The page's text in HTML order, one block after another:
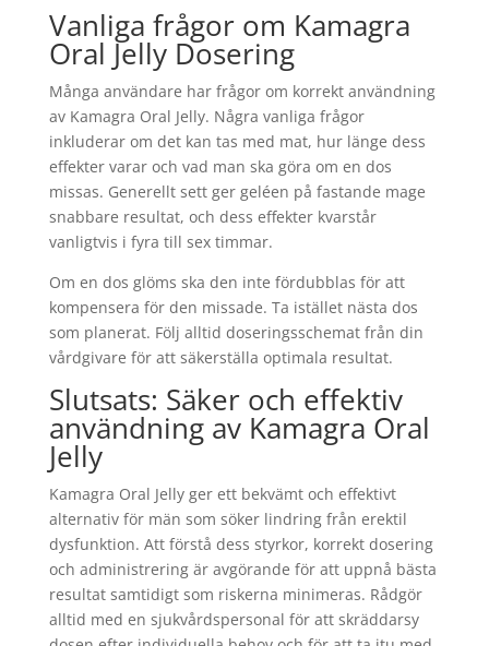
Vanliga frågor om Kamagra
Oral Jelly Dosering
Många användare har frågor om korrekt användning
av Kamagra Oral Jelly. Några vanliga frågor
inkluderar om det kan tas med mat, hur länge dess
effekter varar och vad man ska göra om en dos
missas. Generellt sett ger geléen på fastande mage
snabbare resultat, och dess effekter kvarstår
vanligtvis i fyra till sex timmar.
Om en dos glöms ska den inte fördubblas för att
kompensera för den missade. Ta istället nästa dos
som planerat. Följ alltid doseringsschemat från din
vårdgivare för att säkerställa optimala resultat.
Slutsats: Säker och effektiv
användning av Kamagra Oral
Jelly
Kamagra Oral Jelly ger ett bekvämt och effektivt
alternativ för män som söker lindring från erektil
dysfunktion. Att förstå dess styrkor, korrekt dosering
och administrering är avgörande för att uppnå bästa
resultat samtidigt som riskerna minimeras. Rådgör
alltid med en sjukvårdspersonal för att skräddarsy